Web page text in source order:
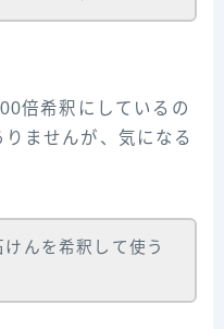
倍希釈にしているの
ませんが、気になる
んを希釈して使う